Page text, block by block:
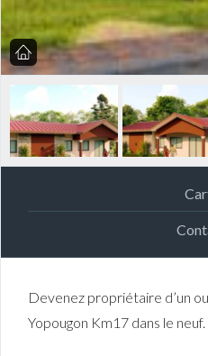
Devenez propriétaire d’un
Yopougon Km17 dans le neuf.